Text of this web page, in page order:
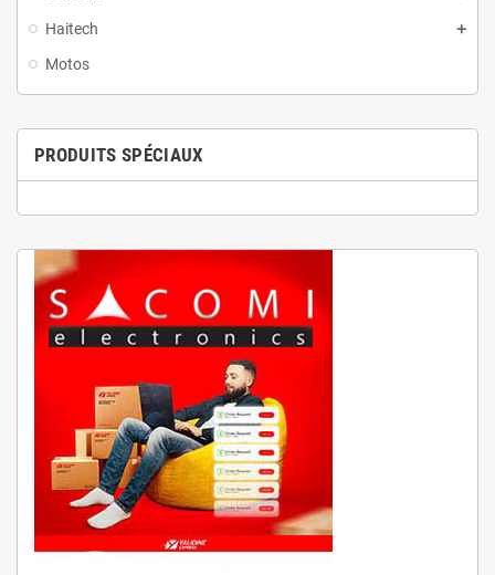
Haitech
Motos
PRODUITS SPÉCIAUX